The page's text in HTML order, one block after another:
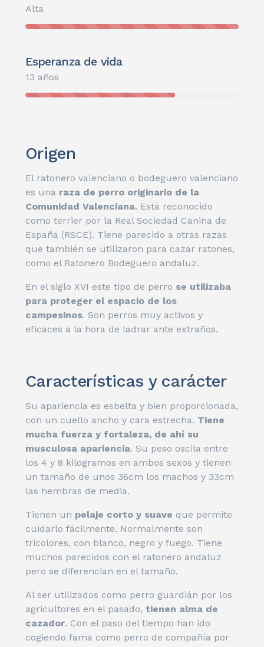
Alta
Esperanza de vida
13 años
Origen
El ratonero valenciano o bodeguero valenciano
es una raza de perro originario de la
Comunidad Valenciana. Está reconocido
como terrier por la Real Sociedad Canina de
España (RSCE). Tiene parecido a otras razas
que también se utilizaron para cazar ratones,
como el Ratonero Bodeguero andaluz.
En el siglo XVI este tipo de perro se utilizaba
para proteger el espacio de los
campesinos. Son perros muy activos y
eficaces a la hora de ladrar ante extraños.
Características y carácter
Su apariencia es esbelta y bien proporcionada,
con un cuello ancho y cara estrecha. Tiene
mucha fuerza y fortaleza, de ahí su
musculosa apariencia. Su peso oscila entre
los 4 y 8 kilogramos en ambos sexos y tienen
un tamaño de unos 36cm los machos y 33cm
las hembras de media.
Tienen un pelaje corto y suave que permite
cuidarlo fácilmente. Normalmente son
tricolores, con blanco, negro y fuego. Tiene
muchos parecidos con el ratonero andaluz
pero se diferencian en el tamaño.
Al ser utilizados como perro guardián por los
agricultores en el pasado, tienen alma de
cazador. Con el paso del tiempo han ido
cogiendo fama como perro de compañía por